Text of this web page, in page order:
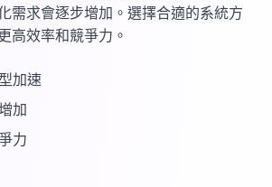
需求會逐步增加。選擇合適的系統方
高效率和競爭力。
加速
加
力